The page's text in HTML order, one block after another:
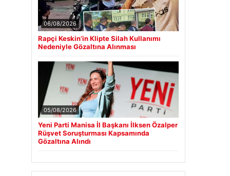
06/08/2026
Rapçi Keskin’in Klipte Silah Kullanımı
Nedeniyle Gözaltına Alınması
05/08/2026
Yeni Parti Manisa İl Başkanı İlksen Özalper
Rüşvet Soruşturması Kapsamında
Gözaltına Alındı